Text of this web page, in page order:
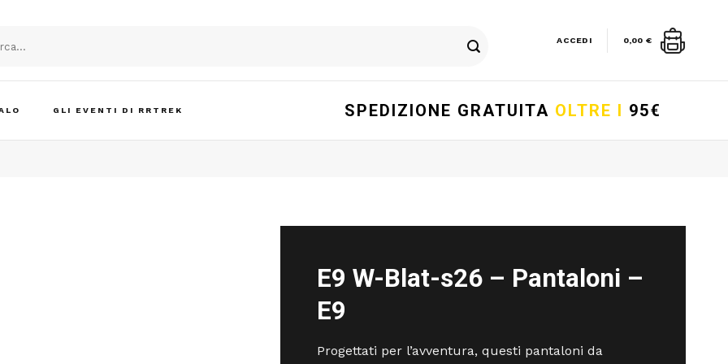
ACCEDI 0,00 €
GLI EVENTI DI RRTREK SPEDIZIONE GRATUITA OLTRE I 95€
E9 W-Blat-s26 – Pantaloni –
E9
Progettati per l’avventura, questi pantaloni da